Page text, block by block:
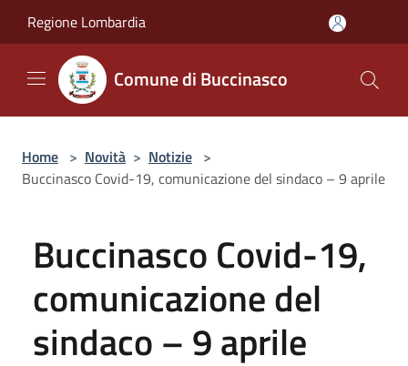
Regione Lombardia
Comune di Buccinasco
Home > Novità > Notizie >
Buccinasco Covid-19, comunicazione del sindaco – 9 aprile
Buccinasco Covid-19,
comunicazione del
sindaco – 9 aprile